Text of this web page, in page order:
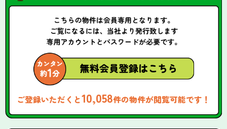
ご登録いただくと10,058件の物件が閲覧可能です！